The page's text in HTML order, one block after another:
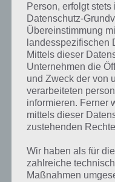
Hoppeln ist die Lösung für
Bilder 1 Wort, doch welche
Hoppeln ist ein deutsches
ein Verb im Präsens. Beim
kleinen Sprüngen fort. Wir?
Der Feldhase gehört zur
Ursprünglich verbreitet war
rückläufig, denn durch die
sein natürlicher
der Dämmerung oder
Person, erfolgt
Datenschutz-
Übereinstimmung
landesspezifischen
Mittels dieser
Unternehmen die
und Zweck der von
verarbeiteten
informieren. Ferner
mittels dieser
zustehenden
Wir haben als für
zahlreiche
Maßnahmen